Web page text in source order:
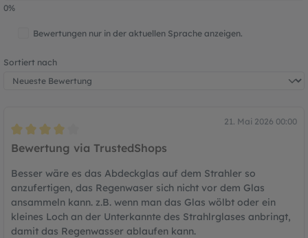
0%
Bewertungen nur in der aktuellen Sprache anzeigen.
Sortiert nach
21. Mai 2026 00:00
Bewertung mit 4 von 5 Sternen
Bewertung via TrustedShops
Besser wäre es das Abdeckglas auf dem Strahler so
anzufertigen, das Regenwaser sich nicht vor dem Glas
ansammeln kann. z.B. wenn man das Glas wölbt oder ein
kleines Loch an der Unterkannte des Strahlrglases anbringt,
damit das Regenwasser ablaufen kann.